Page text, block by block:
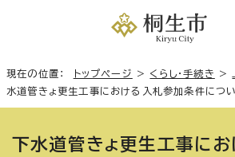
現在の位置： トップページ > くらし・手続き >
水道管きょ更生工事における入札参加条件につ
下水道管きょ更生工事にお